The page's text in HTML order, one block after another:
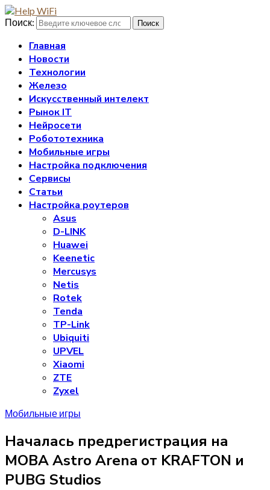
Поиск: Поиск
Главная
Новости
Технологии
Железо
Искусственный интелект
Рынок IT
Нейросети
Робототехника
Мобильные игры
Настройка подключения
Сервисы
Статьи
Настройка роутеров
Asus
D-LINK
Huawei
Keenetic
Mercusys
Netis
Rotek
Tenda
TP-Link
Ubiquiti
UPVEL
Xiaomi
ZTE
Zyxel
Мобильные игры
Началась предрегистрация на
MOBA Astro Arena от KRAFTON и
PUBG Studios